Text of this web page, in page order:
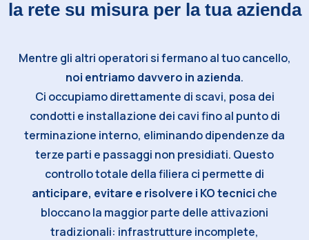
la rete su misura per la tua azienda
Mentre gli altri operatori si fermano al tuo cancello,
noi entriamo davvero in azienda.
Ci occupiamo direttamente di scavi, posa dei
condotti e installazione dei cavi fino al punto di
terminazione interno, eliminando dipendenze da
terze parti e passaggi non presidiati. Questo
controllo totale della filiera ci permette di
anticipare, evitare e risolvere i KO tecnici che
bloccano la maggior parte delle attivazioni
tradizionali: infrastrutture incomplete,